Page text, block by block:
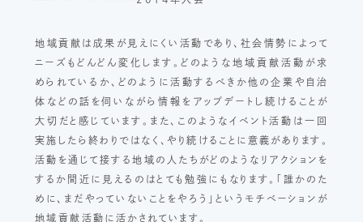
地域貢献は成果が見えにくい活動であり、社会情勢によって
ニーズもどんどん変化します。どのような地域貢献活動が求
められているか、どのように活動するべきか他の企業や自治
体などの話を伺いながら情報をアップデートし続けることが
大切だと感じています。また、このようなイベント活動は一回
実施したら終わりではなく、やり続けることに意義があります。
活動を通じて接する地域の人たちがどのようなリアクションを
するか間近に見えるのはとても勉強にもなります。「誰かのた
めに、まだやっていないことをやろう」というモチベーションが
地域貢献活動に活かされています。